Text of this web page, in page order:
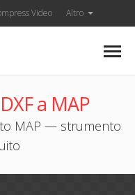
Video Altro
a MAP
MAP — strumento